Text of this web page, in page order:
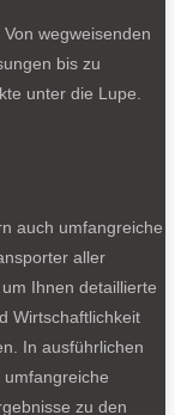
wegweisenden
bis zu
unter die Lupe.
auch umfangreiche
aller
Ihnen detaillierte
Wirtschaftlichkeit
In ausführlichen
umfangreiche
zu den